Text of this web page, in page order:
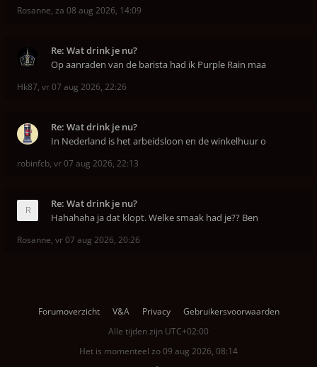
Rosanne, za 08 aug 2026, 14:09
Re: Wat drink je nu?
Op aanraden van de barista had ik Purple Rain maa
Hk87, vr 07 aug 2026, 22:26
Re: Wat drink je nu?
In Nederland is het arbeidsloon en de winkelhuur o
robinfcb, vr 07 aug 2026, 22:13
Re: Wat drink je nu?
Hahahaha ja dat klopt. Welke smaak had je?? Ben
Rosanne, vr 07 aug 2026, 20:26
Forumoverzicht V&A Privacy
Gebruikersvoorwaarden
Alle tijden zijn UTC+02:00
Het is momenteel zo 09 aug 2026, 08:14